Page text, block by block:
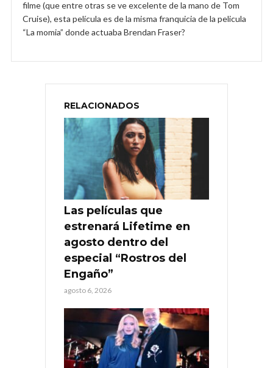
filme (que entre otras se ve excelente de la mano de Tom
Cruise), esta película es de la misma franquicia de la pelicula
“La momia” donde actuaba Brendan Fraser?
RELACIONADOS
Las películas que
estrenará Lifetime en
agosto dentro del
especial “Rostros del
Engaño”
agosto 6, 2026